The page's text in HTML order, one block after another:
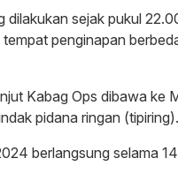
dilakukan sejak pukul
penginapan
Kabag Ops dibawa ke
pidana ringan (tipiring).
berlangsung selama